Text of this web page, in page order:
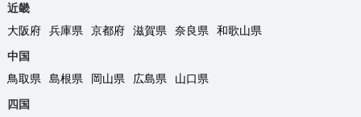
近畿
大阪府
兵庫県 京都府 滋賀県 奈良県
和歌山県
中国
鳥取県
島根県 岡山県 広島県
山口県
四国